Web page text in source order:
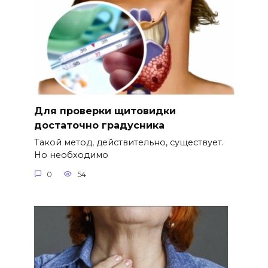
Для проверки щитовидки
достаточно градусника
Такой метод, действительно, существует.
Но необходимо
0 54